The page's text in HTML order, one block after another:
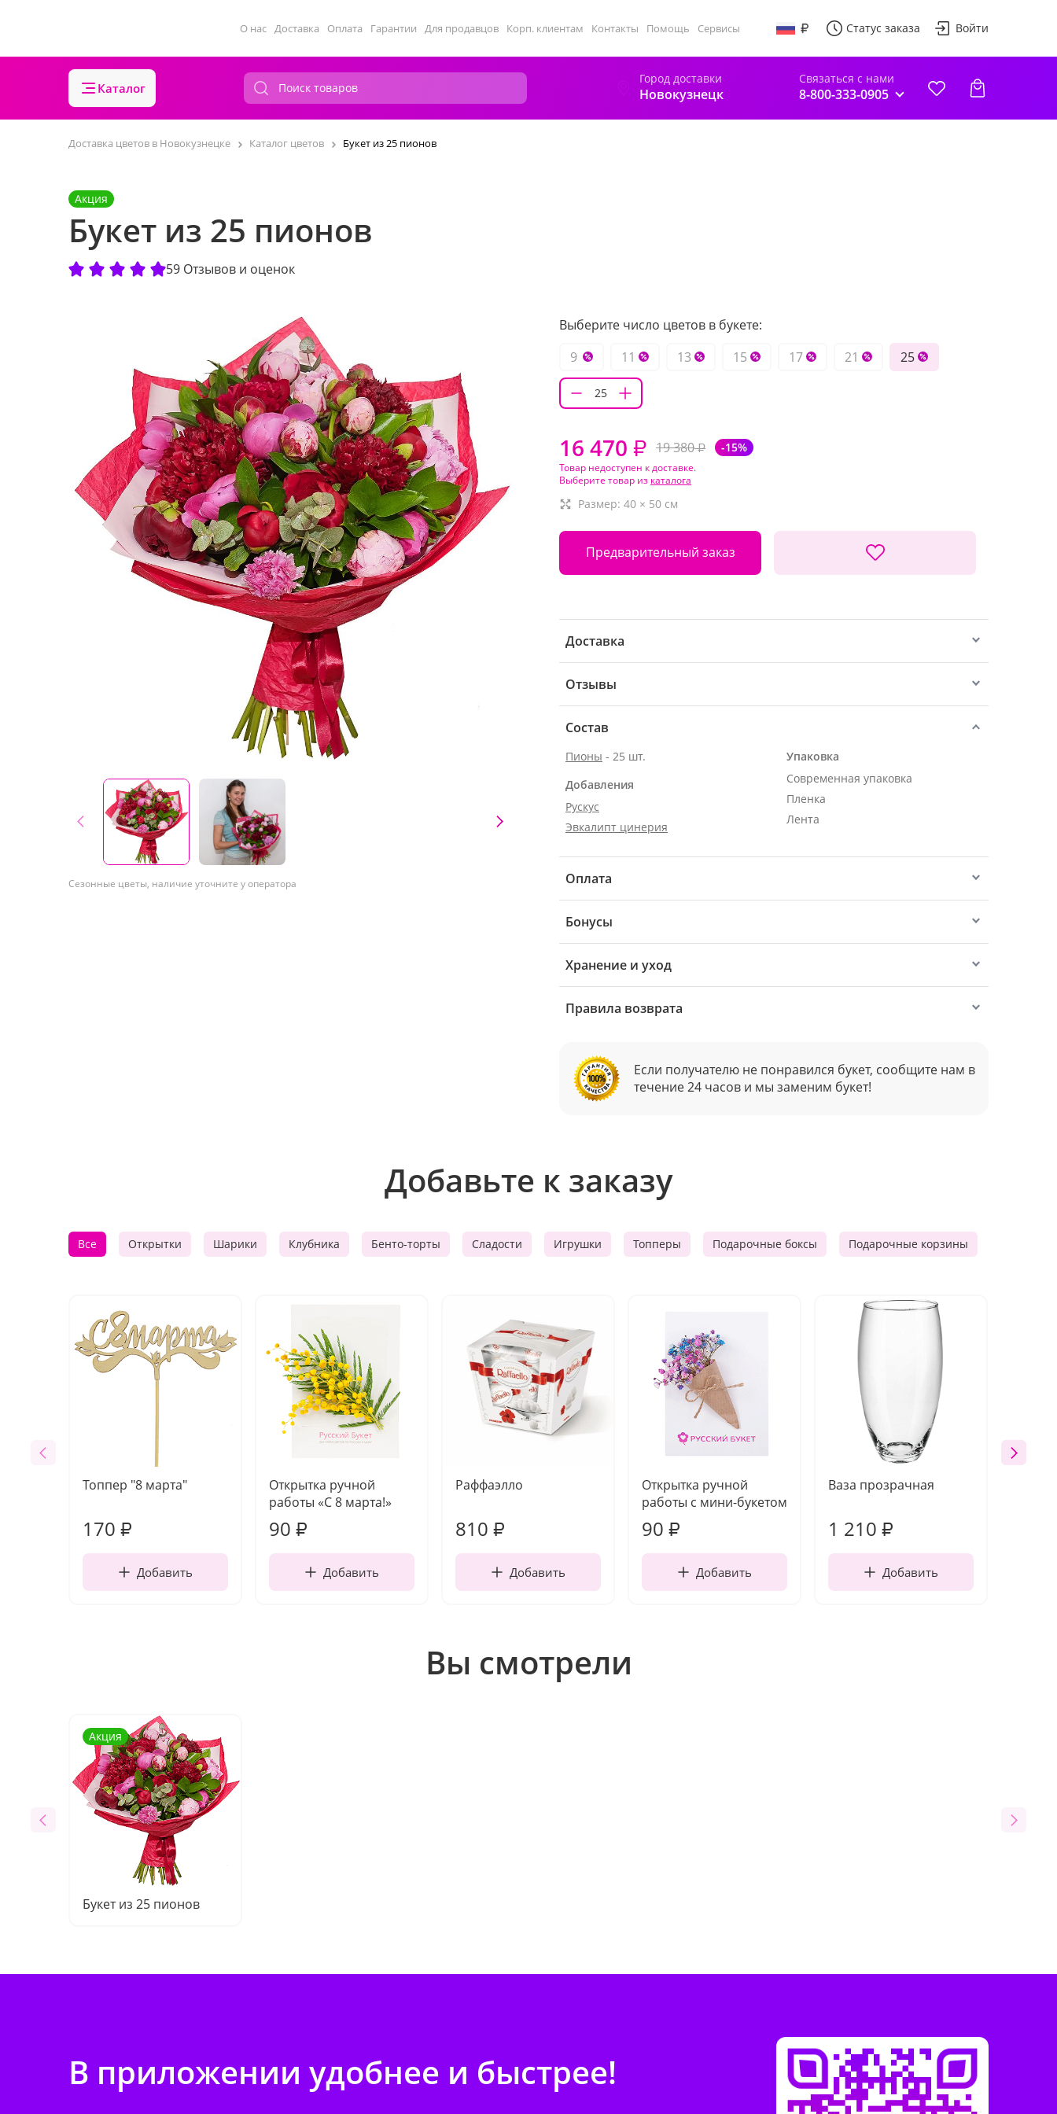
О нас Доставка Оплата Гарантии Для продавцов Корп. клиентам Контакты Помощь Сервисы Статус заказа Войти
Каталог
Город доставки
Новокузнецк
Связаться с нами
8-800-333-0905
Доставка цветов в Новокузнецке Каталог цветов Букет из 25 пионов
Акция
Букет из 25 пионов
59 Отзывов и оценок
Сезонные цветы, наличие уточните у оператора
Выберите число цветов в букете:
9
11 13 15 17 21 25
16 470 ₽ 19 380₽ -15%
Товар недоступен к доставке.
Выберите товар из каталога
Размер: 40 × 50 см
Предварительный заказ
Доставка
Отзывы
Состав
Пионы - 25 шт.
Добавления
Рускус
Эвкалипт цинерия
Упаковка
Современная упаковка
Пленка
Лента
Оплата
Бонусы
Хранение и уход
Правила возврата
Если получателю не понравился букет, сообщите нам в
течение 24 часов и мы заменим букет!
Добавьте к заказу
Все Открытки Шарики Клубника Бенто-торты Сладости Игрушки Топперы Подарочные боксы Подарочные корзины
Топпер "8 марта"
170 ₽
Добавить
Открытка ручной
работы «С 8 марта!»
90 ₽
Добавить
Раффаэлло
810 ₽
Добавить
Открытка ручной
работы с мини-букетом
90 ₽
Добавить
Ваза прозрачная
1 210 ₽
Добавить
Вы смотрели
Акция
Букет из 25 пионов
В приложении удобнее и быстрее!